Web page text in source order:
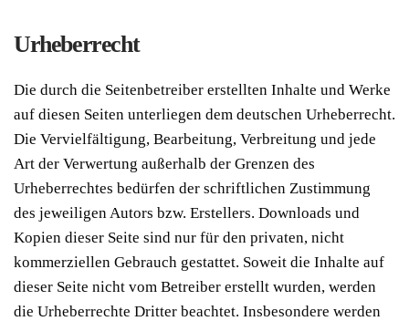
Urheberrecht
Die durch die Seitenbetreiber erstellten Inhalte und Werke
auf diesen Seiten unterliegen dem deutschen Urheberrecht.
Die Vervielfältigung, Bearbeitung, Verbreitung und jede
Art der Verwertung außerhalb der Grenzen des
Urheberrechtes bedürfen der schriftlichen Zustimmung
des jeweiligen Autors bzw. Erstellers. Downloads und
Kopien dieser Seite sind nur für den privaten, nicht
kommerziellen Gebrauch gestattet. Soweit die Inhalte auf
dieser Seite nicht vom Betreiber erstellt wurden, werden
die Urheberrechte Dritter beachtet. Insbesondere werden